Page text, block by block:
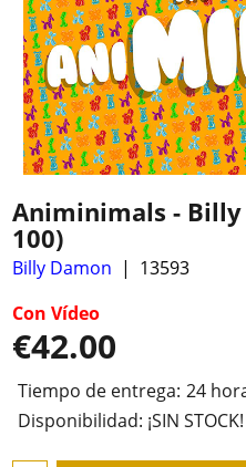
Animinimals - Billy
100)
Billy Damon
13593
Con Vídeo
€42.00
Tiempo de entrega: 24
Disponibilidad: ¡SIN STOCK!